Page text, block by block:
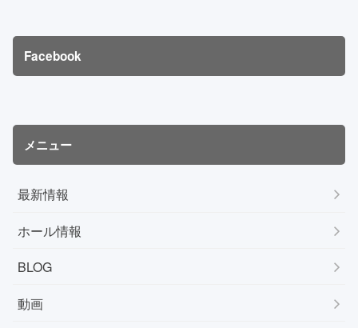
Facebook
メニュー
最新情報
ホール情報
BLOG
動画